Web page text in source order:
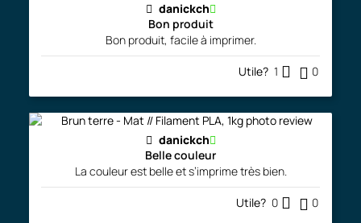
danickch
Bon produit
Bon produit, facile à imprimer.
Utile? 1 0
danickch
Belle couleur
La couleur est belle et s’imprime très bien.
Utile? 0 0